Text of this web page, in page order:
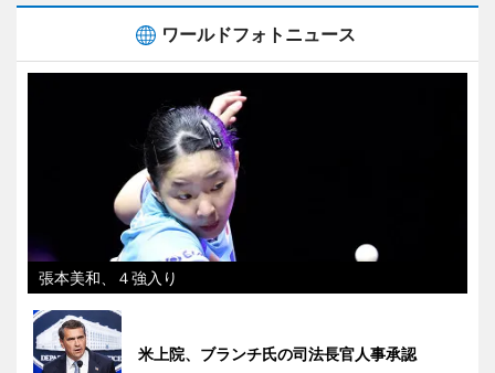
ワールドフォトニュース
張本美和、４強入り
米上院、ブランチ氏の司法長官人事承認